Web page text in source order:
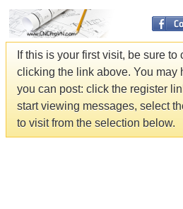
If this is your first visit, be sure to
clicking the link above. You may
you can post: click the register
start viewing messages, select
to visit from the selection below.